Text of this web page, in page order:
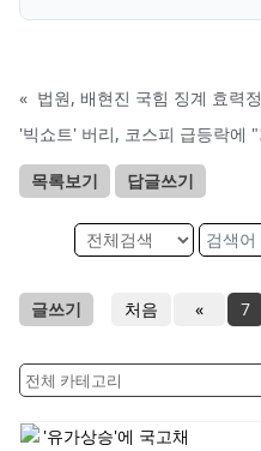
« 법원, 배현진 국힘 징계 효력
'빅쇼트' 버리, 코스피 급등락에
목록보기 답글쓰기
글쓰기 처음 « 7